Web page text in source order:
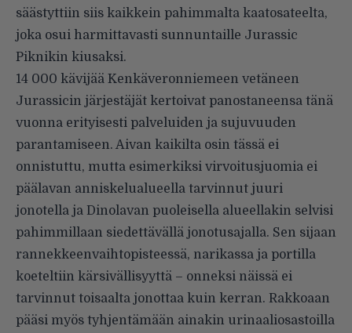
säästyttiin siis kaikkein pahimmalta kaatosateelta,
joka osui harmittavasti sunnuntaille Jurassic
Piknikin kiusaksi.
14 000 kävijää Kenkäveronniemeen vetäneen
Jurassicin järjestäjät kertoivat panostaneensa tänä
vuonna erityisesti palveluiden ja sujuvuuden
parantamiseen. Aivan kaikilta osin tässä ei
onnistuttu, mutta esimerkiksi virvoitusjuomia ei
päälavan anniskelualueella tarvinnut juuri
jonotella ja Dinolavan puoleisella alueellakin selvisi
pahimmillaan siedettävällä jonotusajalla. Sen sijaan
rannekkeenvaihtopisteessä, narikassa ja portilla
koeteltiin kärsivällisyyttä – onneksi näissä ei
tarvinnut toisaalta jonottaa kuin kerran. Rakkoaan
pääsi myös tyhjentämään ainakin urinaaliosastoilla